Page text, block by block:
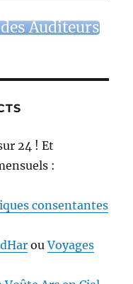
Auditeurs
24 ! Et
:
consentantes
ouVoyages